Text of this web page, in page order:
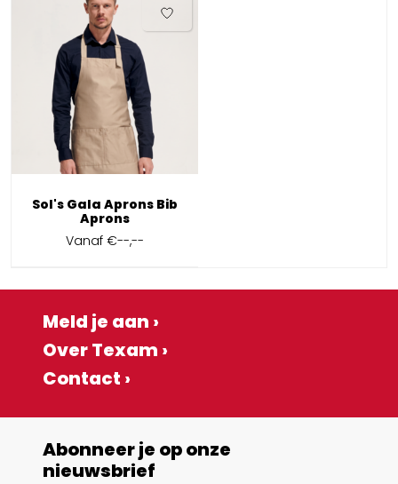
Sol's Gala Aprons Bib
Aprons
Vanaf€--,--
Meld je aan ›
Over Texam ›
Contact ›
Abonneer je op onze
nieuwsbrief